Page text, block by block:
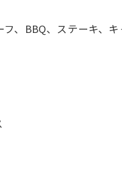
、BBQ、ステーキ、